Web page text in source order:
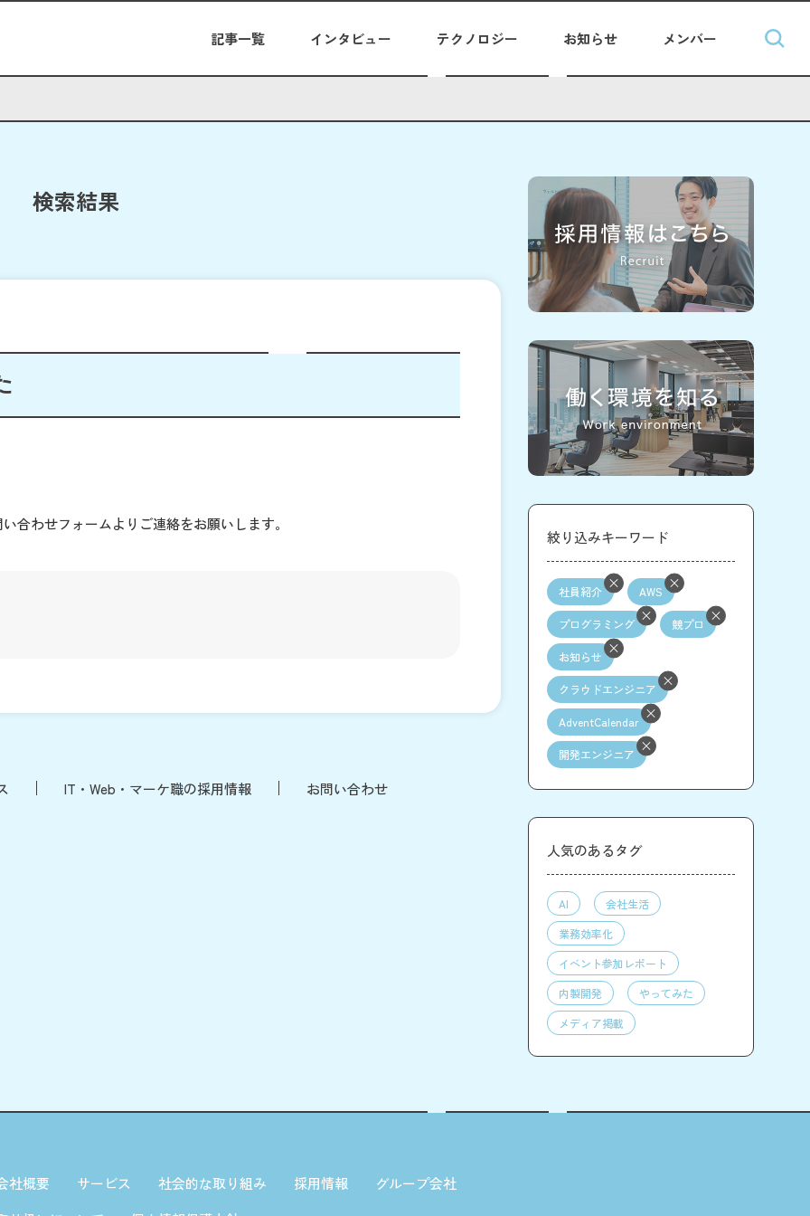
記事一覧 インタビュー テクノロジー お知らせ メンバー
検索結果
合わせフォームよりご連絡をお願いします。
IT・Web・マーケ職の採用情報 お問い合わせ
絞り込みキーワード
社員紹介 AWS
プログラミング 競プロ
お知らせ
クラウドエンジニア
AdventCalendar
開発エンジニア
人気のあるタグ
AI
会社生活
業務効率化
イベント参加レポート
内製開発
やってみた
メディア掲載
社概要 サービス 社会的な取り組み 採用情報
グループ会社